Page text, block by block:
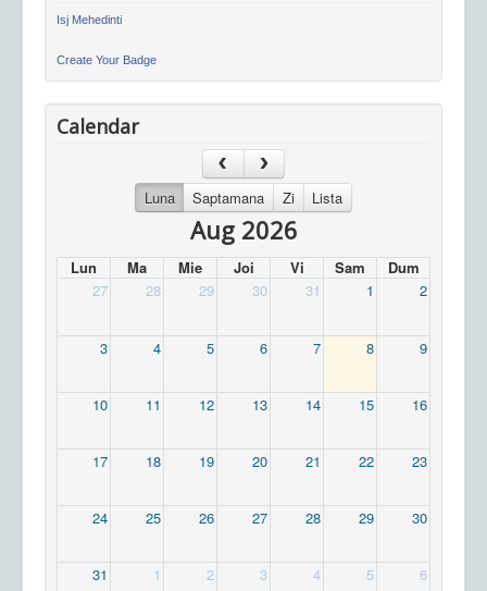
Isj Mehedinti
Create Your Badge
Calendar
Luna Saptamana Zi Lista
Aug 2026
Lun Ma Mie Joi Vi Sam
Dum
27
28 29 30 31 1 2
3 4 5 6 7 8 9
10 11 12 13 14 15 16
17 18 19 20 21 22 23
24 25 26 27 28 29 30
31 1 2 3 4 5 6